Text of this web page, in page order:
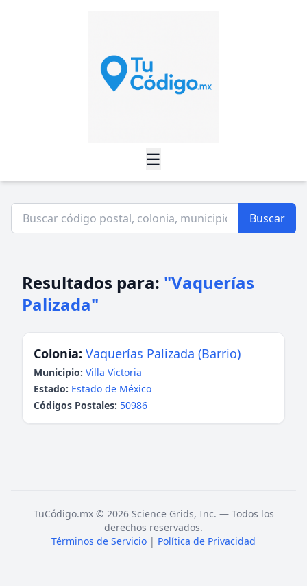
☰
Buscar
Resultados para: "Vaquerías
Palizada"
Colonia: Vaquerías Palizada (Barrio)
Municipio: Villa Victoria
Estado: Estado de México
Códigos Postales: 50986
TuCódigo.mx © 2026 Science Grids, Inc. — Todos los
derechos reservados.
Términos de Servicio | Política de Privacidad